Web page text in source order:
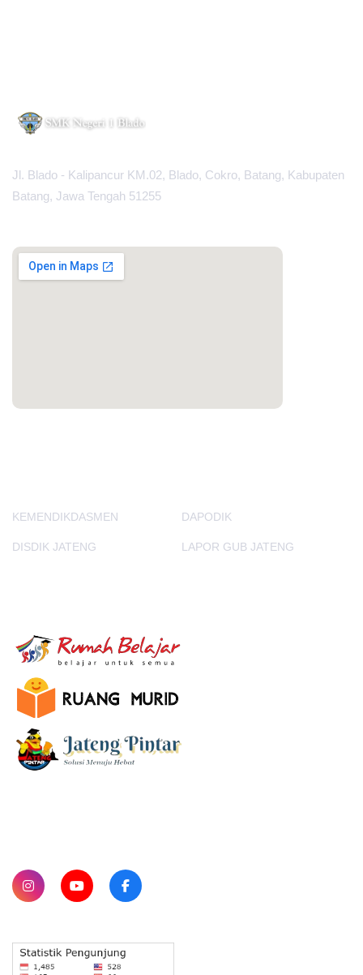
Jl. Blado - Kalipancur KM.02, Blado, Cokro, Batang, Kabupaten
Batang, Jawa Tengah 51255
KEMENDIKDASMEN DAPODIK
DISDIK JATENG LAPOR GUB JATENG